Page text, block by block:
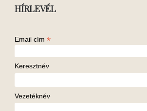
HÍRLEVÉL
Email cím *
Keresztnév
Vezetéknév